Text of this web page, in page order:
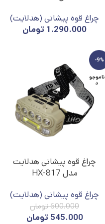
چراغ قوه پیشانی (هدلایت)
1.290.000 تومان
-9%
ناموجو
د
چراغ قوه پیشانی هدلایت
مدل HX-817
چراغ قوه پیشانی (هدلایت)
600.000تومان
545.000 تومان